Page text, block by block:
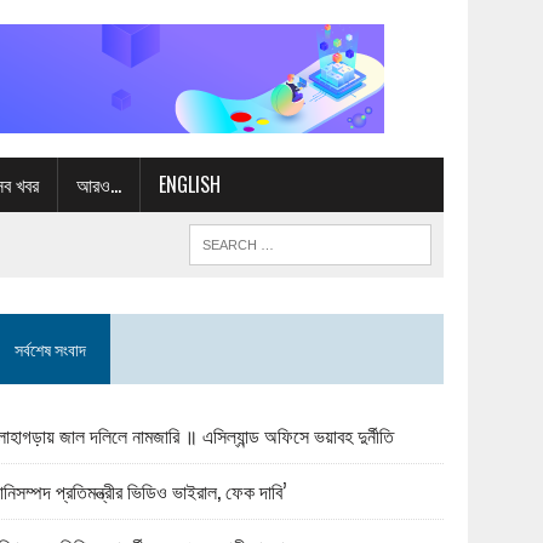
খবর আরও… ENGLISH
সর্বশেষ সংবাদ
জাল দলিলে নামজারি ॥ এসিল্যান্ড অফিসে ভয়াবহ দুর্নীতি
প্রতিমন্ত্রীর ভিডিও ভাইরাল, ফেক দাবি’